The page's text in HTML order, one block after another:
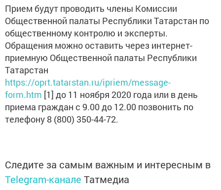
Прием будут проводить члены Комиссии
Общественной палаты Республики Татарстан по
общественному контролю и эксперты.
Обращения можно оставить через интернет-
приемную Общественной палаты Республики
Татарстан
https://oprt.tatarstan.ru/ipriem/message-
form.htm [1] до 11 ноября 2020 года или в день
приема граждан с 9.00 до 12.00 позвонить по
телефону 8 (800) 350-44-72.
Следите за самым важным и интересным в
Telegram-канале Татмедиа